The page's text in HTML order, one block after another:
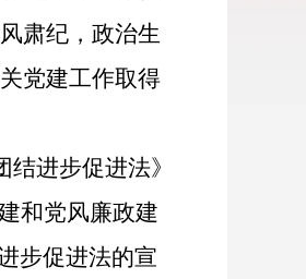
肃纪，政治生
党建工作取得
进步促进法》
和党风廉政建
步促进法的宣